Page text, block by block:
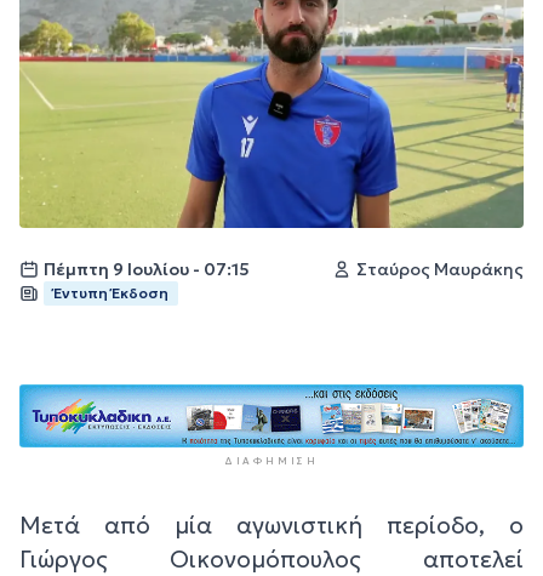
Πέμπτη 9 Ιουλίου - 07:15 Σταύρος Μαυράκης
Έντυπη Έκδοση
ΔΙΑΦΉΜΙΣΗ
Μετά από μία αγωνιστική περίοδο, ο
Γιώργος Οικονομόπουλος αποτελεί